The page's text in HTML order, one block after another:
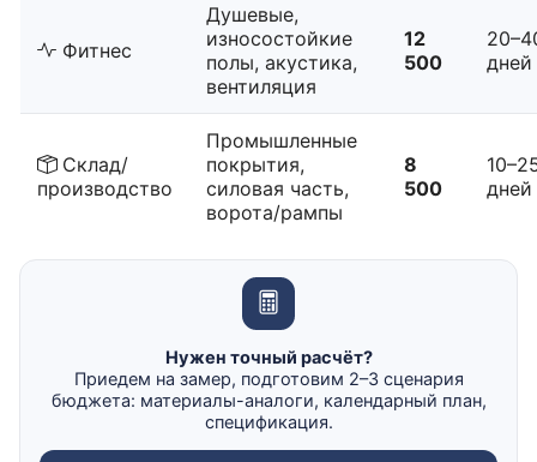
Фитнес
Душевые,
износостойкие
полы, акустика,
вентиляция
12
500
дней
Склад/
производство
Промышленные
покрытия,
силовая часть,
ворота/рампы
8
500
дней
Нужен точный расчёт?
Приедем на замер, подготовим 2–3 сценария
бюджета: материалы-аналоги, календарный план,
спецификация.